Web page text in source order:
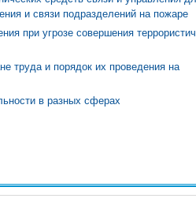
и связи подразделений на пожаре
при угрозе совершения
труда и порядок их проведения на
в разных сферах